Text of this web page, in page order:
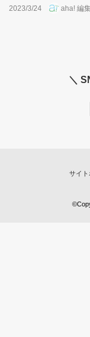
2023/3/24 aha! 編
＼
サイト